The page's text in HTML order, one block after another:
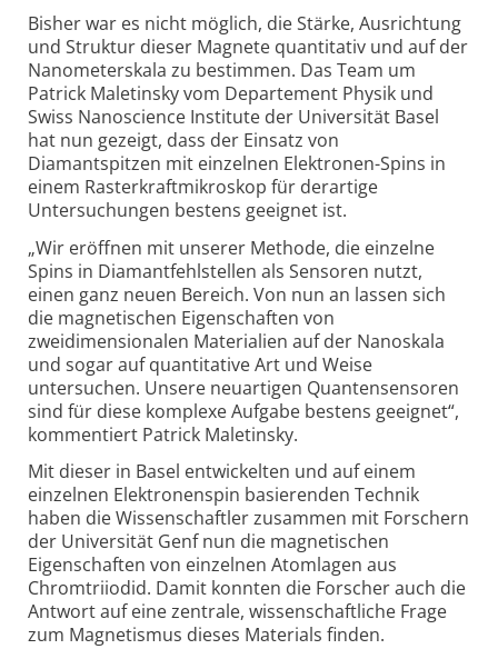
Bisher war es nicht möglich, die Stärke, Ausrichtung
und Struktur dieser Magnete quantitativ und auf der
Nanometerskala zu bestimmen. Das Team um
Patrick Maletinsky vom Departement Physik und
Swiss Nanoscience Institute der Universität Basel
hat nun gezeigt, dass der Einsatz von
Diamantspitzen mit einzelnen Elektronen-Spins in
einem Rasterkraftmikroskop für derartige
Untersuchungen bestens geeignet ist.
„Wir eröffnen mit unserer Methode, die einzelne
Spins in Diamantfehlstellen als Sensoren nutzt,
einen ganz neuen Bereich. Von nun an lassen sich
die magnetischen Eigenschaften von
zweidimensionalen Materialien auf der Nanoskala
und sogar auf quantitative Art und Weise
untersuchen. Unsere neuartigen Quantensensoren
sind für diese komplexe Aufgabe bestens geeignet“,
kommentiert Patrick Maletinsky.
Mit dieser in Basel entwickelten und auf einem
einzelnen Elektronenspin basierenden Technik
haben die Wissenschaftler zusammen mit Forschern
der Universität Genf nun die magnetischen
Eigenschaften von einzelnen Atomlagen aus
Chromtriiodid. Damit konnten die Forscher auch die
Antwort auf eine zentrale, wissenschaftliche Frage
zum Magnetismus dieses Materials finden.